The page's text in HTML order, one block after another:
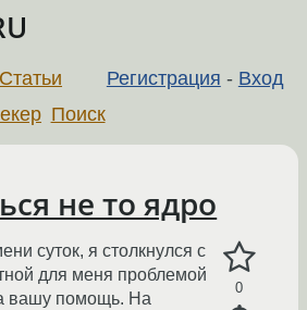
Регистрация - Вход
Статьи
Поиск
не то ядро
0
суток, я столкнулся с
для меня проблемой
вашу помощь. На